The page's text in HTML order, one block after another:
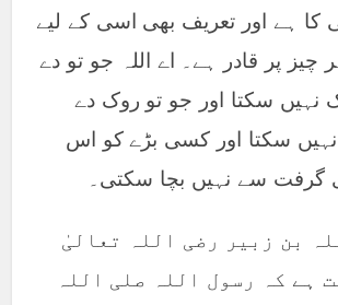
کا ہے اور تعریف بھی اسی کے لیے
چیز پر قادر ہے۔ اے اللہ جو تو دے
نہیں سکتا اور جو تو روک دے
سکتا اور کسی بڑے کو اس
گرفت سے نہیں بچا سکتی۔
بن زبیر رضی اللہ تعالیٰ
ہے کہ رسول اللہ صلی اللہ